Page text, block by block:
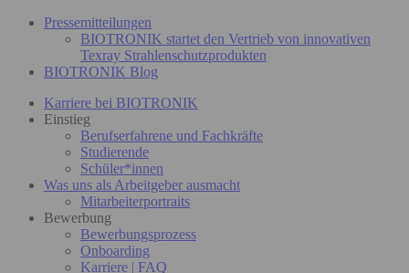
Pressemitteilungen
BIOTRONIK startet den Vertrieb von innovativen
Texray Strahlenschutzprodukten
BIOTRONIK Blog
Karriere bei BIOTRONIK
Einstieg
Berufserfahrene und Fachkräfte
Studierende
Schüler*innen
Was uns als Arbeitgeber ausmacht
Mitarbeiterportraits
Bewerbung
Bewerbungsprozess
Onboarding
Karriere | FAQ